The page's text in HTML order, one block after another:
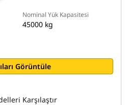
Nominal Yük Kapasitesi
45000 kg
Görüntüle
Karşılaştır